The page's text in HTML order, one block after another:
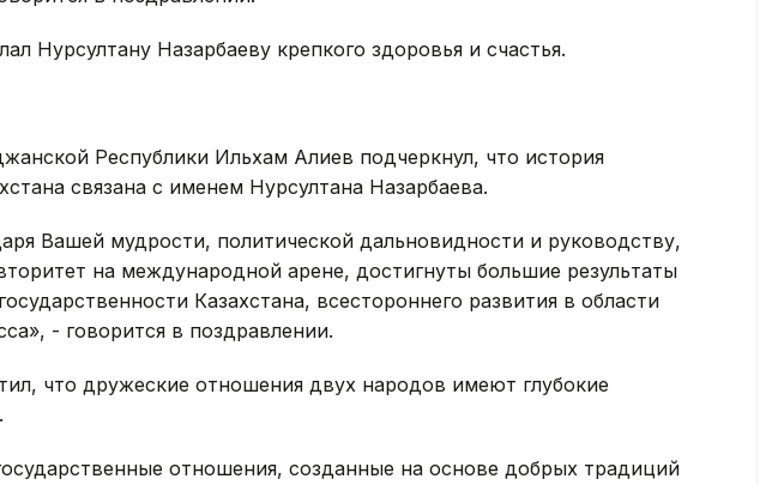
Нурсултану Назарбаеву крепкого здоровья и счастья.
Республики Ильхам Алиев подчеркнул, что история
связана с именем Нурсултана Назарбаева.
Вашей мудрости, политической дальновидности и руководству,
на международной арене, достигнуты большие результаты
Казахстана, всестороннего развития в области
- говорится в поздравлении.
что дружеские отношения двух народов имеют глубокие
отношения, созданные на основе добрых традиций